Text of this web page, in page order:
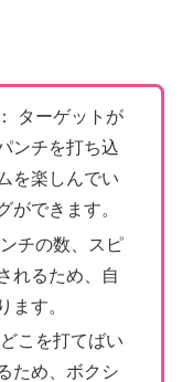
ターゲットが
ンチを打ち込
を楽しんでい
ができます。
チの数、スピ
れるため、自
ます。
こを打てばい
ため、ボクシ